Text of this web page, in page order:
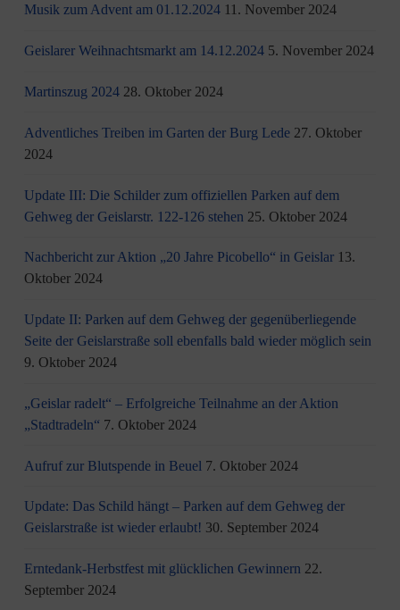
Musik zum Advent am 01.12.2024 11. November 2024
Geislarer Weihnachtsmarkt am 14.12.2024 5. November 2024
Martinszug 2024 28. Oktober 2024
Adventliches Treiben im Garten der Burg Lede 27. Oktober
2024
Update III: Die Schilder zum offiziellen Parken auf dem
Gehweg der Geislarstr. 122-126 stehen 25. Oktober 2024
Nachbericht zur Aktion „20 Jahre Picobello“ in Geislar 13.
Oktober 2024
Update II: Parken auf dem Gehweg der gegenüberliegende
Seite der Geislarstraße soll ebenfalls bald wieder möglich sein
9. Oktober 2024
„Geislar radelt“ – Erfolgreiche Teilnahme an der Aktion
„Stadtradeln“ 7. Oktober 2024
Aufruf zur Blutspende in Beuel 7. Oktober 2024
Update: Das Schild hängt – Parken auf dem Gehweg der
Geislarstraße ist wieder erlaubt! 30. September 2024
Erntedank-Herbstfest mit glücklichen Gewinnern 22.
September 2024